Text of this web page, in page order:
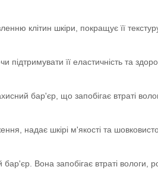
клітин шкіри, покращує її
її еластичність та
бар'єр, що запобігає втраті
надає шкірі м'якості та
Вона запобігає втраті вологи,